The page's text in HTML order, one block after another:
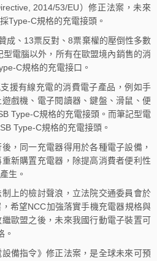
2014/53/EU）修正法案，未來
Type-C規格的充電接頭。
、13票反對、8票棄權的壓倒性多數
電腦以外，所有在歐盟境內銷售的消
C規格的充電接口。
有線充電的消費電子產品，例如手
戲機、電子閱讀器、鍵盤、滑鼠、便
Type-C規格的充電接頭。而筆記型電
Type-C規格的充電接頭。
同一充電器得用於各種電子設備，
新購置充電器，除提高消費者便利性
生。
的檢討聲浪，立法院交通委員會於
希望NCC加強落實手機充電器規格與
歐盟之後，未來我國行動電子裝置可
。
指令》修正法案，是全球未來可預